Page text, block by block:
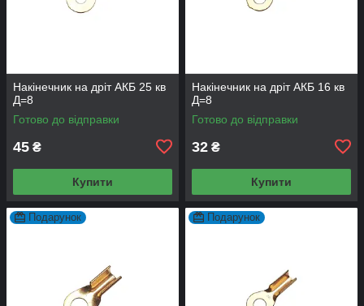
Накінечник на дріт АКБ 25 кв
Д=8
Готово до відправки
45 ₴
Купити
Накінечник на дріт АКБ 16 кв
Д=8
Готово до відправки
32 ₴
Купити
Подарунок Подарунок